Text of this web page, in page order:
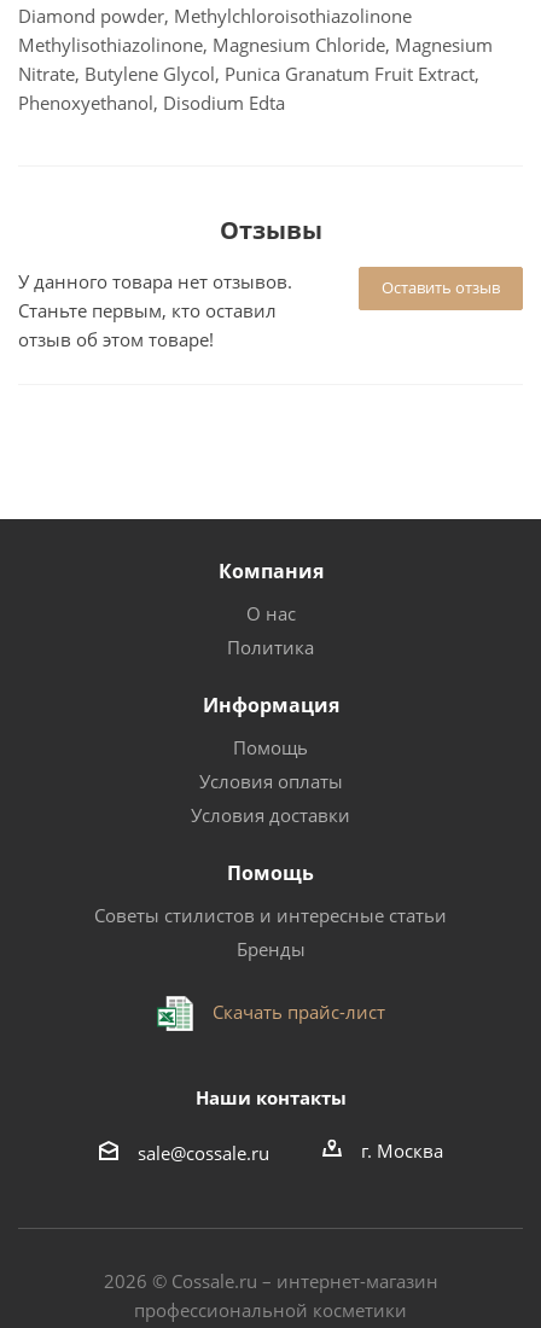
Diamond powder, Methylchloroisothiazolinone
Methylisothiazolinone, Magnesium Chloride, Magnesium
Nitrate, Butylene Glycol, Punica Granatum Fruit Extract,
Phenoxyethanol, Disodium Edta
Отзывы
Оставить отзыв
У данного товара нет отзывов.
Станьте первым, кто оставил
отзыв об этом товаре!
Компания
О нас
Политика
Информация
Помощь
Условия оплаты
Условия доставки
Помощь
Советы стилистов и интересные статьи
Бренды
Скачать прайс-лист
Наши контакты
sale@cossale.ru г. Москва
2026 © Сossale.ru – интернет-магазин
профессиональной косметики